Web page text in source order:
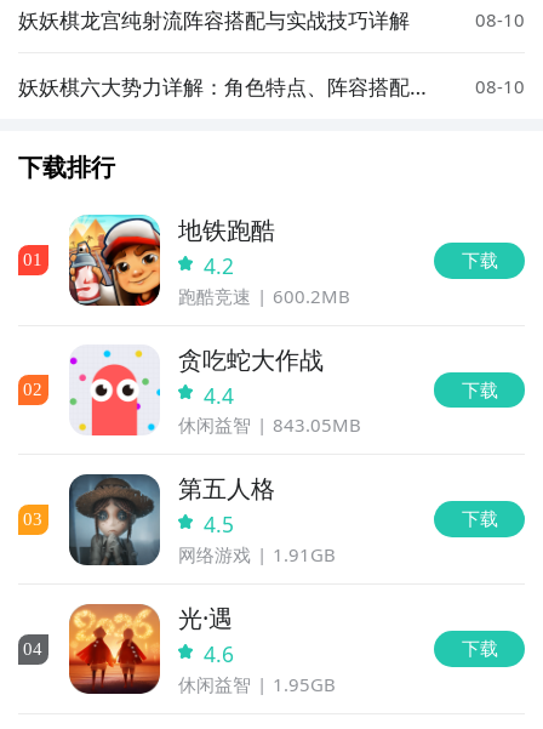
妖妖棋龙宫纯射流阵容搭配与实战技巧详解 08-10
妖妖棋六大势力详解：角色特点、阵容搭配与
08-10
下载排行
01
地铁跑酷
4.2
跑酷竞速 600.2MB
下载
02
贪吃蛇大作战
4.4
休闲益智 843.05MB
下载
03
第五人格
4.5
网络游戏 1.91GB
下载
04
光·遇
4.6
休闲益智 1.95GB
下载